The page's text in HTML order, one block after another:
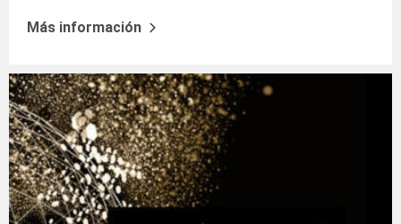
Más información